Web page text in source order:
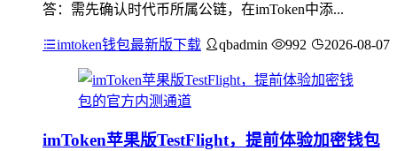
答：需先确认时代币所属公链，在imToken中添...
imtoken钱包最新版下载 qbadmin 992 2026-08-07
imToken苹果版TestFlight，提前体验加密钱包